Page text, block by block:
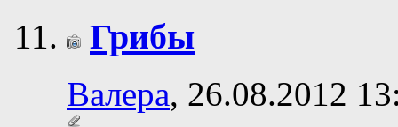
Грибы
Валера, 26.08.2012